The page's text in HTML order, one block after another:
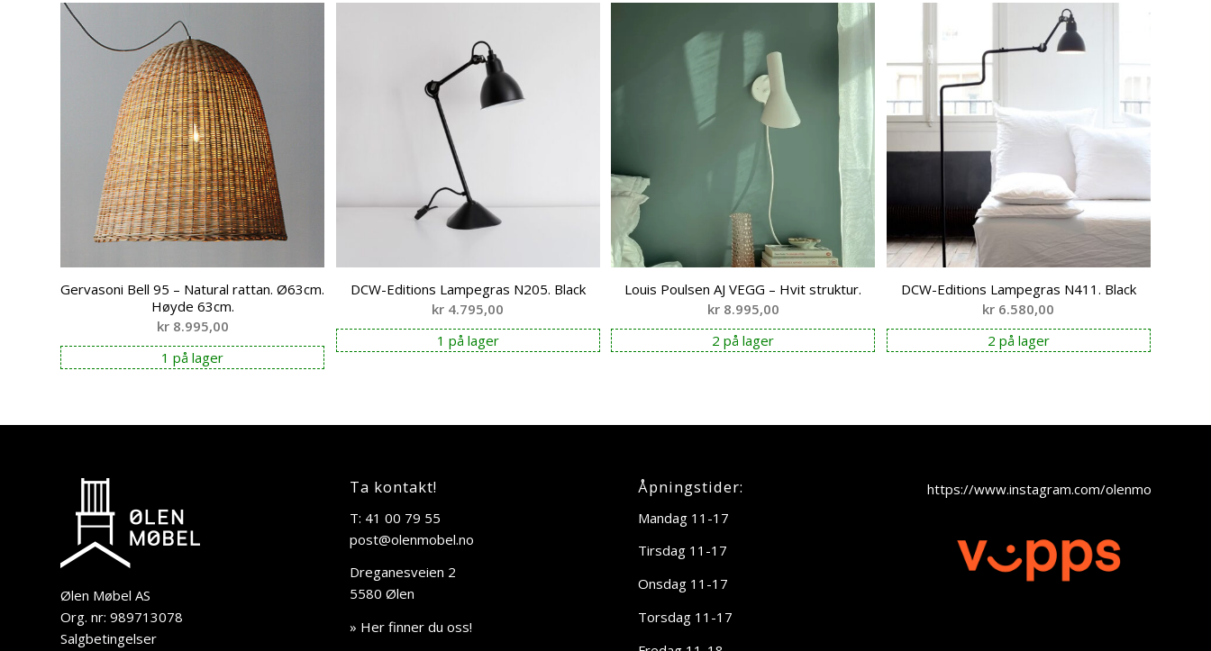
Gervasoni Bell 95 – Natural rattan. Ø63cm.
Høyde 63cm.
kr8.995,00
1 på lager
DCW-Editions Lampegras N205. Black
kr 4.795,00
1 på lager
Louis Poulsen AJ VEGG – Hvit struktur.
kr8.995,00
2 på lager
DCW-Editions Lampegras N411. Black
kr 6.580,00
2 på lager
Ølen Møbel AS
Org. nr: 989713078
Salgbetingelser
Ta kontakt!
T: 41 00 79 55
post@olenmobel.no
Dreganesveien 2
5580 Ølen
» Her finner du oss!
Åpningstider:
Mandag 11-17
Tirsdag 11-17
Onsdag 11-17
Torsdag 11-17
https://www.instagram.com/olenmobel